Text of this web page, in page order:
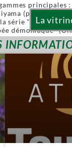
La
principales :
(pliables)
la série "Or" (Gold)
démoniaque"
tout en
à lames
aussi quelques
: l'équivalent
pour araser
aussi